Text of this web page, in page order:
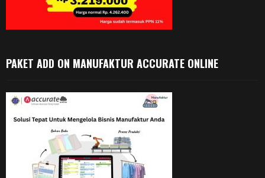
PAKET ADD ON MANUFAKTUR ACCURATE ONLINE